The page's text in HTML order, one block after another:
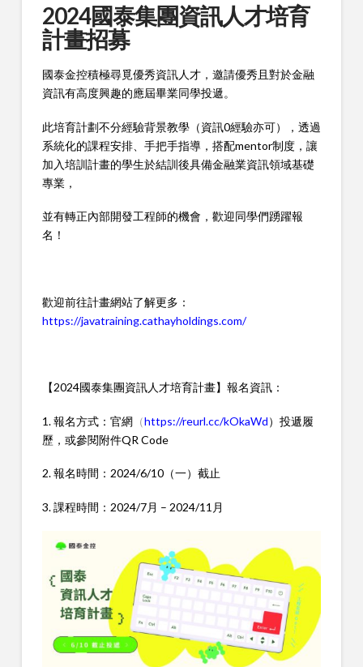
2024國泰集團資訊人才培育
計畫招募
國泰金控積極尋覓優秀資訊人才，邀請優秀且對於金融
資訊有高度興趣的應屆畢業同學投遞。
此培育計劃不分經驗背景教學（資訊0經驗亦可），透過
系統化的課程安排、手把手指導，搭配mentor制度，讓
加入培訓計畫的學生於結訓後具備金融業資訊領域基礎
專業，
並有轉正內部開發工程師的機會，歡迎同學們踴躍報
名！
歡迎前往計畫網站了解更多：
https://javatraining.cathayholdings.com/
【2024國泰集團資訊人才培育計畫】報名資訊：
1. 報名方式：官網（https://reurl.cc/kOkaWd）投遞履
歷，或參閱附件QR Code
2. 報名時間：2024/6/10（一）截止
3. 課程時間：2024/7月 – 2024/11月